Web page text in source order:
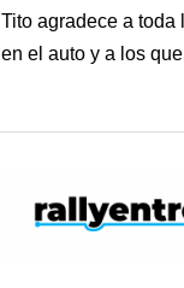
Tito agradece a
en el auto y a los